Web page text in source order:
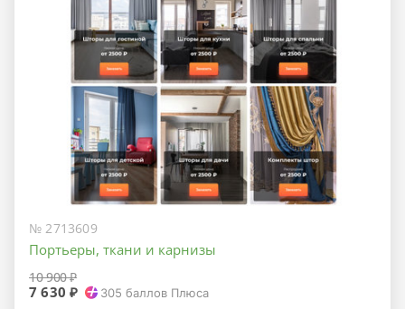
№ 2713609
Портьеры, ткани и карнизы
10 900 ₽
7 630 ₽ 305 баллов Плюса